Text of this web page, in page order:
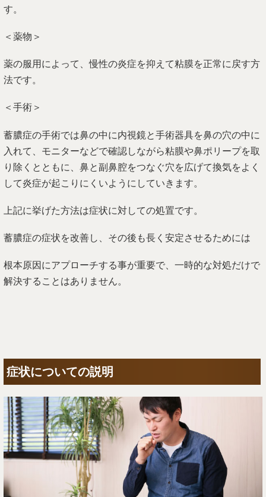
す。
＜薬物＞
薬の服用によって、慢性の炎症を抑えて粘膜を正常に戻す方
法です。
＜手術＞
蓄膿症の手術では鼻の中に内視鏡と手術器具を鼻の穴の中に
入れて、モニターなどで確認しながら粘膜や鼻ポリープを取
り除くとともに、鼻と副鼻腔をつなぐ穴を広げて換気をよく
して炎症が起こりにくいようにしていきます。
上記に挙げた方法は症状に対しての処置です。
蓄膿症の症状を改善し、その後も長く安定させるためには
根本原因にアプローチする事が重要で、一時的な対処だけで
解決することはありません。
症状についての説明